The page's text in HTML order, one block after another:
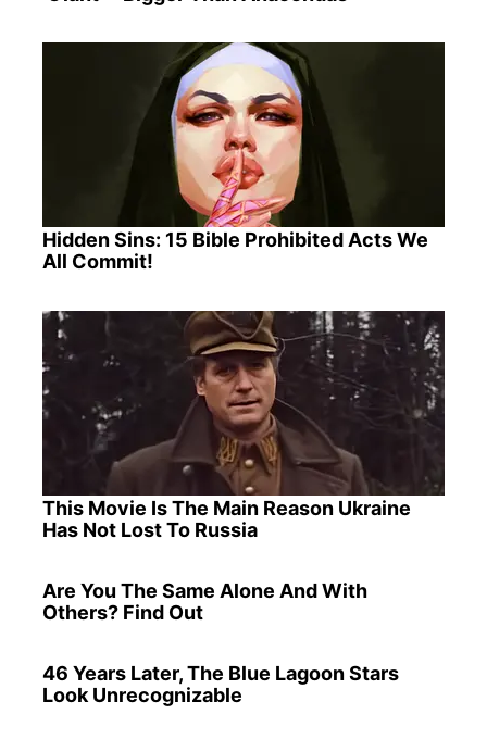
Hidden Sins: 15 Bible Prohibited Acts We
All Commit!
This Movie Is The Main Reason Ukraine
Has Not Lost To Russia
Are You The Same Alone And With
Others? Find Out
46 Years Later, The Blue Lagoon Stars
Look Unrecognizable